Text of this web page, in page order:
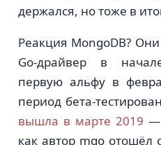
держался, но тоже в
Реакция MongoDB?
Go-драйвер в
первую альфу в
период бета-
вышла в марте 2019 —
как автор mgo отошёл